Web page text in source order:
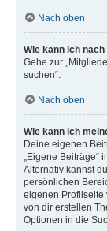
Nach oben
Wie kann ich
Gehe zur
suchen“.
Nach oben
Wie kann ich
Deine eigenen
„Eigene Beiträge“
Alternativ kannst
persönlichen
eigenen Profilseite
von dir erstellen
Optionen in die